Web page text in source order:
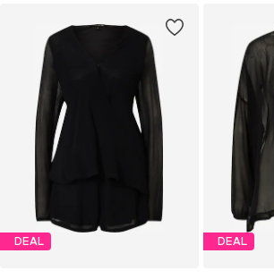
DEAL DEAL